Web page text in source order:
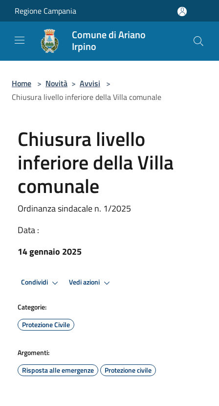
Salta al contenuto principale
Regione Campania
Comune di Ariano
Irpino
Home > Novità > Avvisi >
Chiusura livello inferiore della Villa comunale
Chiusura livello
inferiore della Villa
comunale
Ordinanza sindacale n. 1/2025
Data :
14 gennaio 2025
Condividi Vedi azioni
Categorie:
Protezione Civile
Argomenti:
Risposta alle emergenze
Protezione civile